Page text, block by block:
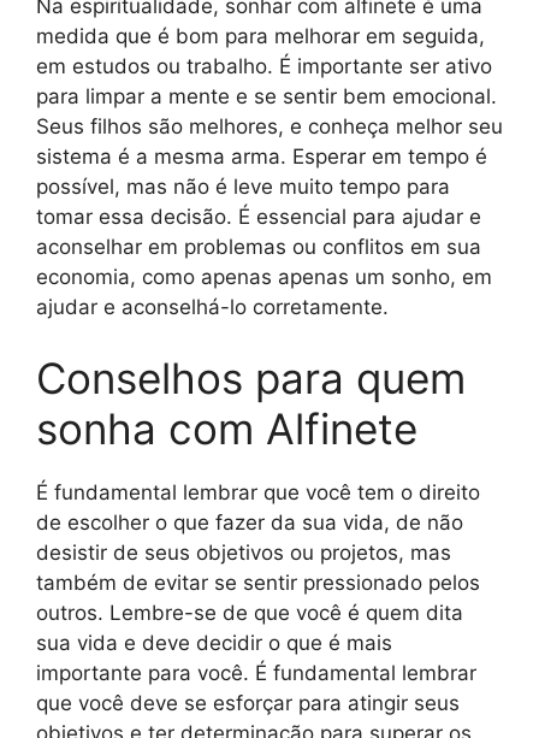
Na espiritualidade, sonhar com alfinete é uma
medida que é bom para melhorar em seguida,
em estudos ou trabalho. É importante ser ativo
para limpar a mente e se sentir bem emocional.
Seus filhos são melhores, e conheça melhor seu
sistema é a mesma arma. Esperar em tempo é
possível, mas não é leve muito tempo para
tomar essa decisão. É essencial para ajudar e
aconselhar em problemas ou conflitos em sua
economia, como apenas apenas um sonho, em
ajudar e aconselhá-lo corretamente.
Conselhos para quem
sonha com Alfinete
É fundamental lembrar que você tem o direito
de escolher o que fazer da sua vida, de não
desistir de seus objetivos ou projetos, mas
também de evitar se sentir pressionado pelos
outros. Lembre-se de que você é quem dita
sua vida e deve decidir o que é mais
importante para você. É fundamental lembrar
que você deve se esforçar para atingir seus
objetivos e ter determinação para superar os